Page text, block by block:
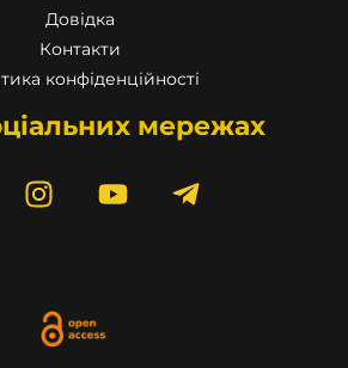
Довідка
Контакти
конфіденційності
мережах